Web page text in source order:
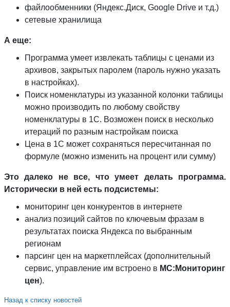
файлообменники (Яндекс.Диск, Google Drive и т.д.)
сетевые хранилища
А еще:
Программа умеет извлекать таблицы с ценами из
архивов, закрытых паролем (пароль нужно указать
в настройках).
Поиск номенклатуры из указанной колонки таблицы
можно производить по любому свойству
номенклатуры в 1С. Возможен поиск в несколько
итераций по разным настройкам поиска
Цена в 1С может сохраняться пересчитанная по
формуле (можно изменить на процент или сумму)
Это далеко не все, что умеет делать программа.
Исторически в ней есть подсистемы:
мониторинг цен конкурентов в интернете
анализ позиций сайтов по ключевым фразам в
результатах поиска Яндекса по выбранным
регионам
парсинг цен на маркетплейсах (дополнительный
сервис, управление им встроено в МС:Мониторинг
цен).
Назад к списку новостей